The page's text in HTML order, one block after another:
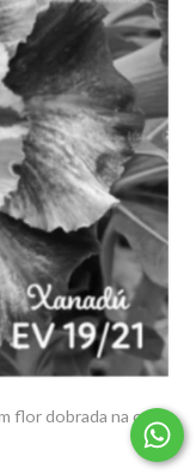
flor dobrada na cor